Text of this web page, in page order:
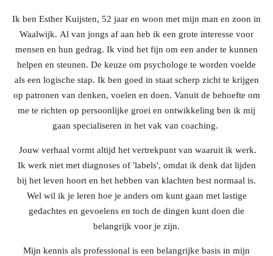
Ik ben Esther Kuijsten, 52 jaar en woon met mijn man en zoon in
Waalwijk. Al van jongs af aan heb ik een grote interesse voor
mensen en hun gedrag. Ik vind het fijn om een ander te kunnen
helpen en steunen. De keuze om psychologe te worden voelde
als een logische stap. Ik ben goed in staat scherp zicht te krijgen
op patronen van denken, voelen en doen. Vanuit de behoefte om
me te richten op persoonlijke groei en ontwikkeling ben ik mij
gaan specialiseren in het vak van coaching.
Jouw verhaal vormt altijd het vertrekpunt van waaruit ik werk.
Ik werk niet met diagnoses of 'labels', omdat ik denk dat lijden
bij het leven hoort en het hebben van klachten best normaal is.
Wel wil ik je leren hoe je anders om kunt gaan met lastige
gedachtes en gevoelens en toch de dingen kunt doen die
belangrijk voor je zijn.
Mijn kennis als professional is een belangrijke basis in mijn